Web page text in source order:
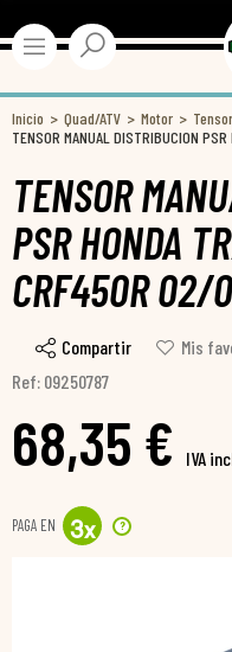
Inicio Quad/ATV Motor
TENSOR MANUAL DISTRIBUCION
TENSOR
PSR HONDA
CRF450R 02/
Compartir
Mis
Ref: 09250787
68,35 € IVA
PAGA EN 3x ?